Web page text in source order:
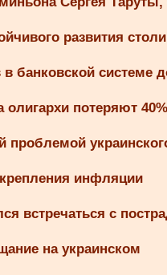
развития
системе
олигархи потеряют
инфляции
встречаться с
на украинском